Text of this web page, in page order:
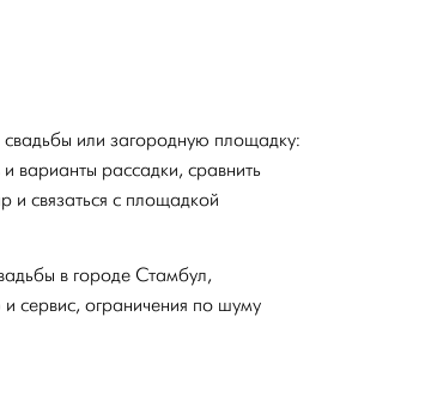
или загородную площадку:
варианты рассадки, сравнить
и связаться с площадкой
в городе Стамбул,
сервис, ограничения по шуму